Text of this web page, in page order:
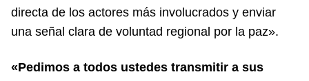
directa de los actores más involucrados y enviar
una señal clara de voluntad regional por la paz».
«Pedimos a todos ustedes transmitir a sus